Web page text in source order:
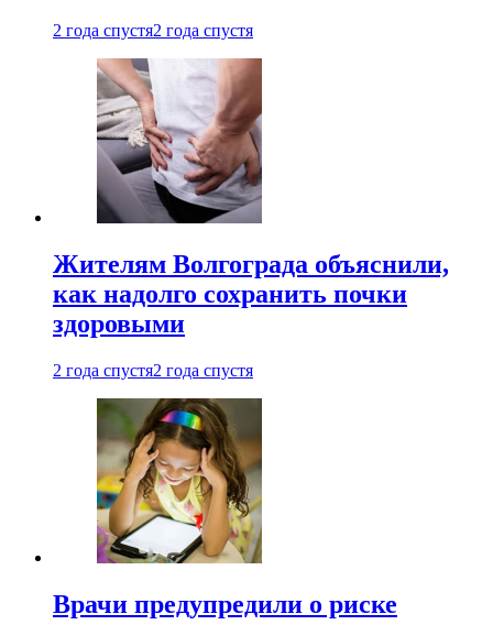
2 года спустя2 года спустя
Жителям Волгограда объяснили,
как надолго сохранить почки
здоровыми
2 года спустя2 года спустя
Врачи предупредили о риске